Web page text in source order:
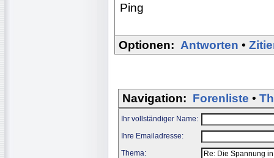
Ping
Optionen: Antworten •
Navigation: Forenliste •
Ihr vollständiger Name:
Ihre Emailadresse:
Thema: